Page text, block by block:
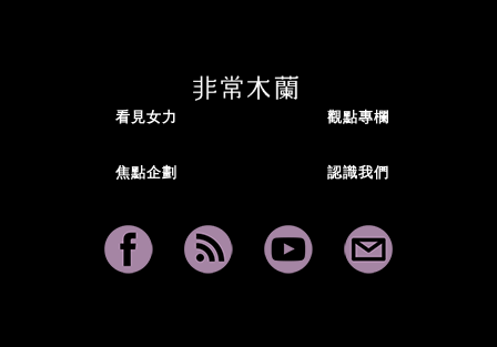
看見女力 觀點專欄
焦點企劃 認識我們